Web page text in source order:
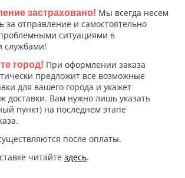
застраховано! Мы всегда несем
за отправление и самостоятельно
ситуациями в
службами!
город! При оформлении заказа
предложит все возможные
для вашего города и укажет
доставки. Вам нужно лишь указать
пункт) на последнем этапе
после оплаты.
читайте здесь.